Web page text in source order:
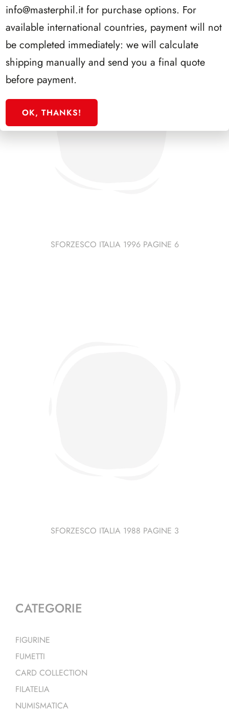
SFORZESCO ITALIA 1996 PAGINE 6
SFORZESCO ITALIA 1988 PAGINE 3
CATEGORIE
FIGURINE
FUMETTI
CARD COLLECTION
FILATELIA
NUMISMATICA
info@masterphil.it for purchase options. For
available international countries, payment will not
be completed immediately: we will calculate
shipping manually and send you a final quote
before payment.
OK, THANKS!